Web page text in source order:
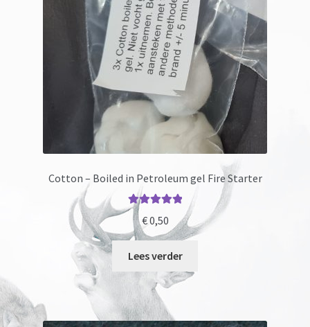
Cotton – Boiled in Petroleum gel Fire Starter
Gewaardeerd
5.00
uit 5
€0,50
Lees verder